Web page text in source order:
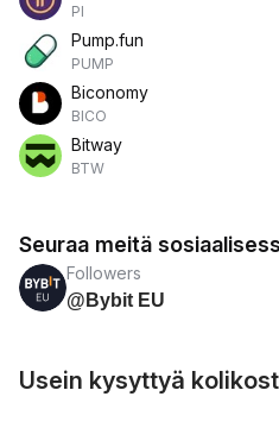
PI
Pump.fun
PUMP
Biconomy
BICO
Bitway
BTW
Seuraa meitä
Followers
@Bybit EU
Usein kysyttyä